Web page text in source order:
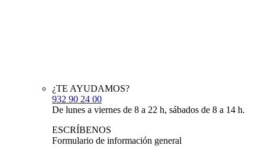
¿TE AYUDAMOS?
932 90 24 00
De lunes a viernes de 8 a 22 h, sábados de 8 a 14 h.
ESCRÍBENOS
Formulario de información general